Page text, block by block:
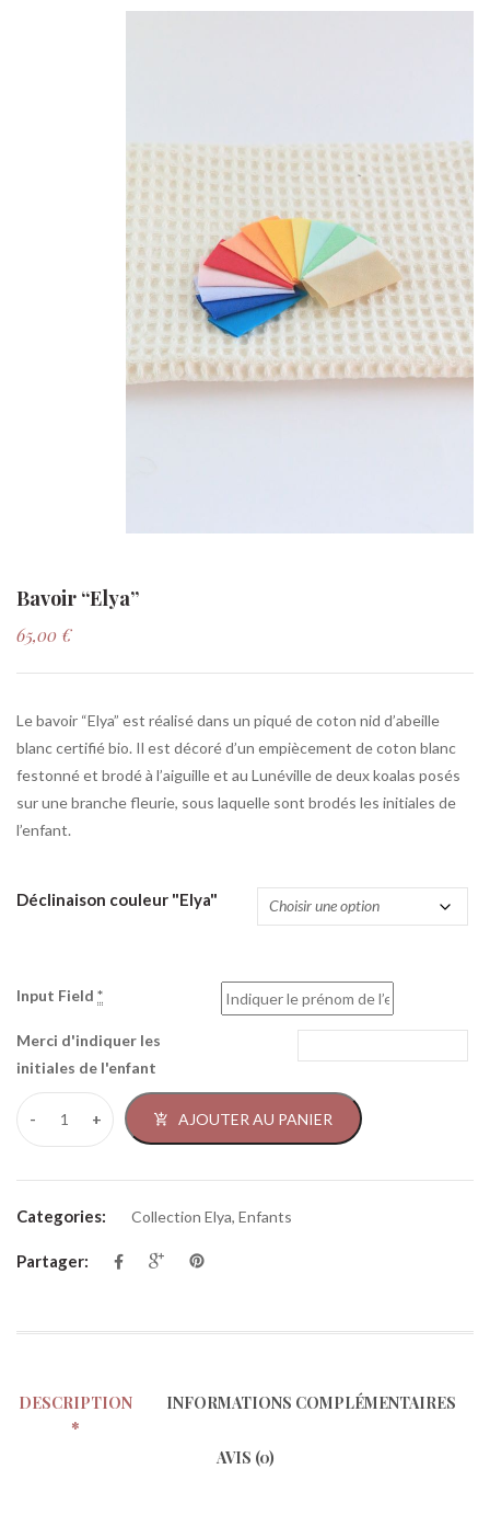
Bavoir “Elya”
65,00 €
Le bavoir “Elya” est réalisé dans un piqué de coton nid d’abeille
blanc certifié bio. Il est décoré d’un empiècement de coton blanc
festonné et brodé à l’aiguille et au Lunéville de deux koalas posés
sur une branche fleurie, sous laquelle sont brodés les initiales de
l’enfant.
Déclinaison couleur "Elya"
Input Field *
Merci d'indiquer les
initiales de l'enfant
AJOUTER AU PANIER
Categories: Collection Elya, Enfants
Partager:
DESCRIPTION INFORMATIONS COMPLÉMENTAIRES
AVIS (0)